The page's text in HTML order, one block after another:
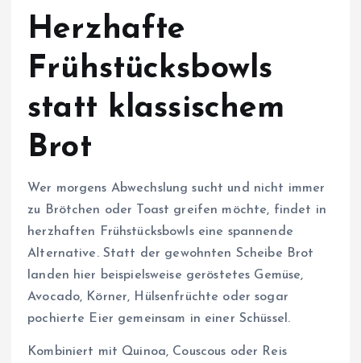
Herzhafte
Frühstücksbowls
statt klassischem
Brot
Wer morgens Abwechslung sucht und nicht immer
zu Brötchen oder Toast greifen möchte, findet in
herzhaften Frühstücksbowls eine spannende
Alternative. Statt der gewohnten Scheibe Brot
landen hier beispielsweise geröstetes Gemüse,
Avocado, Körner, Hülsenfrüchte oder sogar
pochierte Eier gemeinsam in einer Schüssel.
Kombiniert mit Quinoa, Couscous oder Reis